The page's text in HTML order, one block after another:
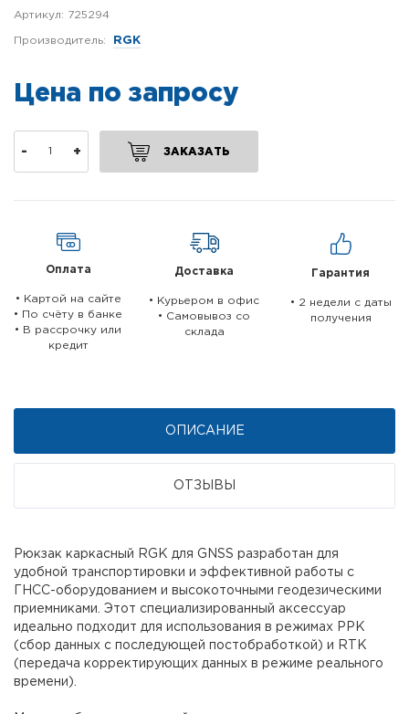
Артикул: 725294
Производитель: RGK
Цена по запросу
- + ЗАКАЗАТЬ
Оплата
• Картой на сайте
• По счёту в банке
• В рассрочку или
кредит
Доставка
• Курьером в офис
• Самовывоз со
склада
Гарантия
• 2 недели c даты
получения
ОПИСАНИЕ
ОТЗЫВЫ
Рюкзак каркасный RGK для GNSS разработан для
удобной транспортировки и эффективной работы с
ГНСС-оборудованием и высокоточными геодезическими
приемниками. Этот специализированный аксессуар
идеально подходит для использования в режимах PPK
(сбор данных с последующей постобработкой) и RTK
(передача корректирующих данных в режиме реального
времени).